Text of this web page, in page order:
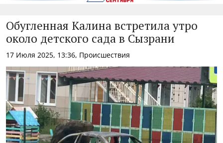
Обугленная Калина встретила утро
около детского сада в Сызрани
17 Июля 2025, 13:36, Происшествия